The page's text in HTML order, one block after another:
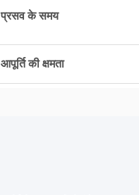
प्रसव के समय
आपूर्ति की क्षमता